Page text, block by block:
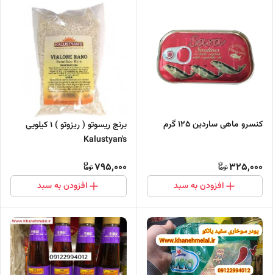
کنسرو ماهی ساردین 125 گرم
325,000
افزودن به سبد
برنج ریسوتو ( ریزوتو ) 1 کیلویی
Kalustyan's
795,000
افزودن به سبد